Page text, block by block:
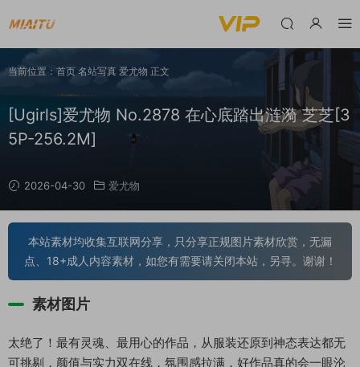
当前位置： 首页 名站写真 爱尤物 正文
[Ugirls]爱尤物 No.2878 在心底踏出涟漪 芝芝[3
5P-256.2M]
2026-04-30 爱尤物
本站素材均收集互联网分享，只分享正规图片素材欣赏，无漏
点、18+成人内容素材，如您有需要请关闭本站，另寻。谢谢！
素材图片
太绝了！最有灵魂、最用心的作品，从服装还原到神态表达都无
可挑剔，颜值与实力双在线，氛围感拉满，好作品真的会一眼沦